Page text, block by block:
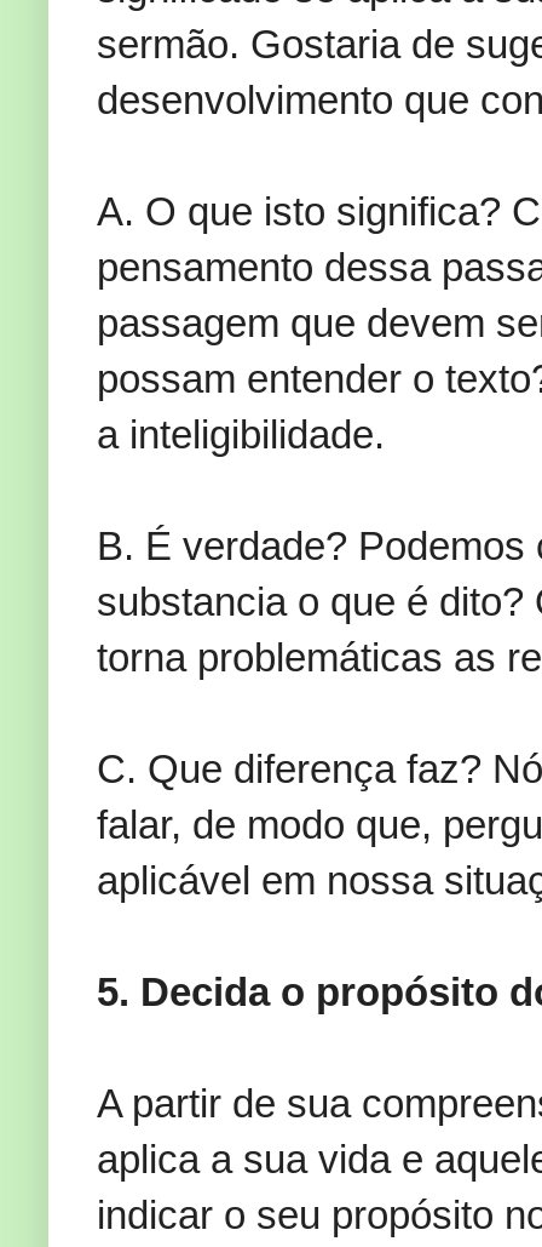
sermão. Gostaria de
desenvolvimento que
A. O que isto significa?
pensamento dessa
passagem que devem
possam entender o
a inteligibilidade.
B. É verdade?
substancia o que é
torna problemáticas as
C. Que diferença faz?
falar, de modo que,
aplicável em nossa
5. Decida o propósito
A partir de sua
aplica a sua vida e
indicar o seu propósito